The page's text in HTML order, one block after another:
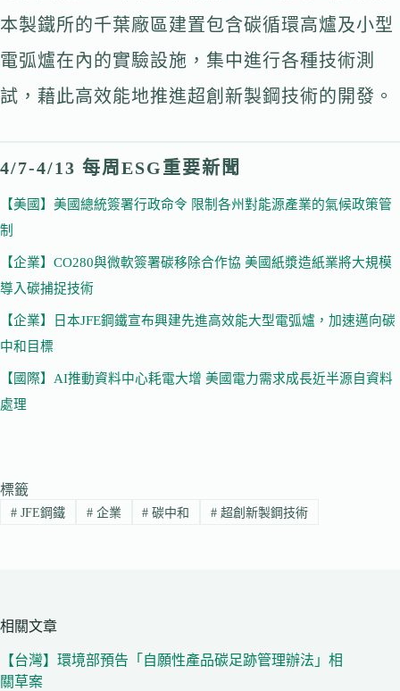
本製鐵所的千葉廠區建置包含碳循環高爐及小型
電弧爐在內的實驗設施，集中進行各種技術測
試，藉此高效能地推進超創新製鋼技術的開發。
4/7-4/13 每周ESG重要新聞
【美國】美國總統簽署行政命令 限制各州對能源產業的氣候政策管
制
【企業】CO280與微軟簽署碳移除合作協 美國紙漿造紙業將大規模
導入碳捕捉技術
【企業】日本JFE鋼鐵宣布興建先進高效能大型電弧爐，加速邁向碳
中和目標
【國際】AI推動資料中心耗電大增 美國電力需求成長近半源自資料
處理
標籤
#JFE鋼鐵 #企業 # 碳中和 # 超創新製鋼技術
相關文章
【台灣】環境部預告「自願性產品碳足跡管理辦法」相
關草案